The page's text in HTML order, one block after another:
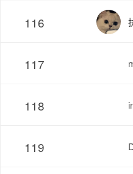
116
117
118
119